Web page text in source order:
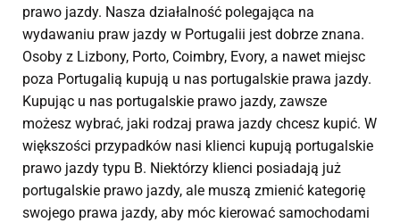
prawo jazdy. Nasza działalność polegająca na
wydawaniu praw jazdy w Portugalii jest dobrze znana.
Osoby z Lizbony, Porto, Coimbry, Evory, a nawet miejsc
poza Portugalią kupują u nas portugalskie prawa jazdy.
Kupując u nas portugalskie prawo jazdy, zawsze
możesz wybrać, jaki rodzaj prawa jazdy chcesz kupić. W
większości przypadków nasi klienci kupują portugalskie
prawo jazdy typu B. Niektórzy klienci posiadają już
portugalskie prawo jazdy, ale muszą zmienić kategorię
swojego prawa jazdy, aby móc kierować samochodami